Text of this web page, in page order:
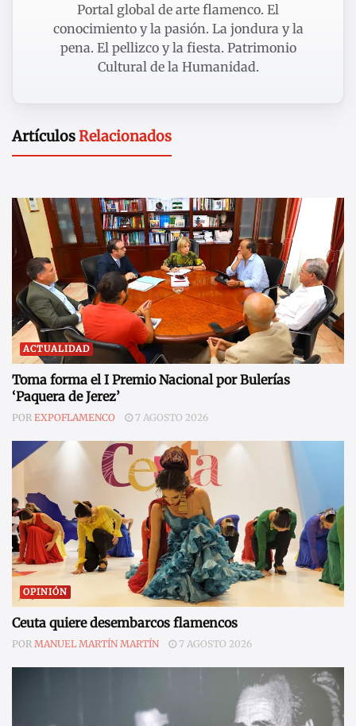
Portal global de arte flamenco. El
conocimiento y la pasión. La jondura y la
pena. El pellizco y la fiesta. Patrimonio
Cultural de la Humanidad.
ArtículosRelacionados
ACTUALIDAD
Toma forma el I Premio Nacional por Bulerías
‘Paquera de Jerez’
POR EXPOFLAMENCO 7 AGOSTO 2026
OPINIÓN
Ceuta quiere desembarcos flamencos
POR MANUEL MARTÍN MARTÍN 7 AGOSTO 2026